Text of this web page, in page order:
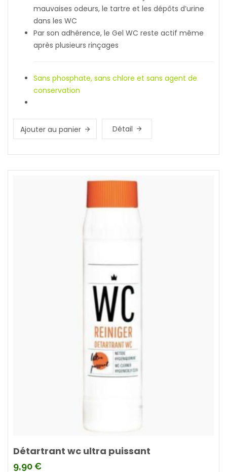
mauvaises odeurs, le tartre et les dépôts d’urine
dans les WC
Par son adhérence, le Gel WC reste actif même
après plusieurs rinçages
Sans phosphate, sans chlore et sans agent de
conservation
Ajouter au panier Détail
Détartrant wc ultra puissant
9,90€